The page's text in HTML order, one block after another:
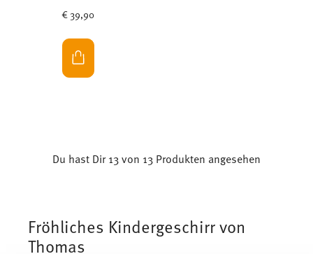
€ 39,90
Du hast Dir 13 von 13 Produkten angesehen
Fröhliches Kindergeschirr von
Thomas